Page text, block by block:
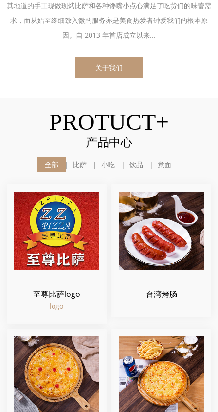
其地道的手工现做现烤比萨和各种馋嘴小点心满足了吃货们的味蕾需
求，而从始至终细致入微的服务亦是美食热爱者钟爱我们的根本原
因。自 2013 年首店成立以来...
关于我们
PROTUCT+
产品中心
全部 比萨 小吃 饮品 意面
至尊比萨logo
logo
台湾烤肠